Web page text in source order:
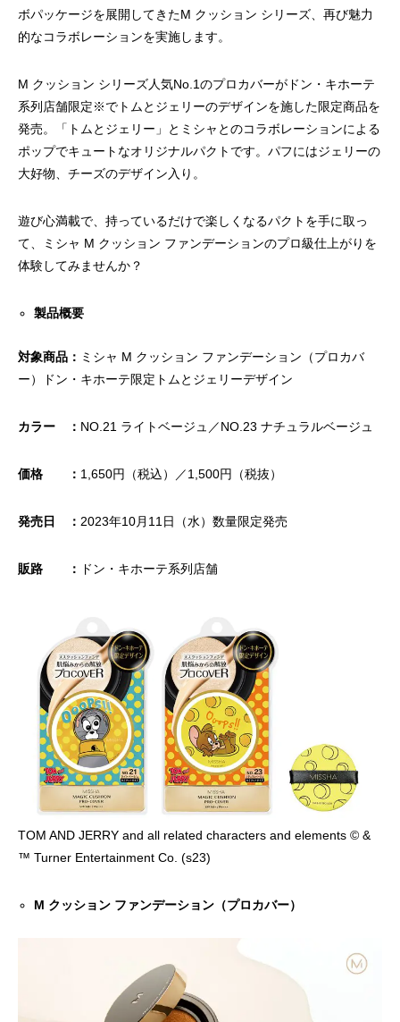
ボパッケージを展開してきたM クッション シリーズ、再び魅力
的なコラボレーションを実施します。
M クッション シリーズ人気No.1のプロカバーがドン・キホーテ
系列店舗限定※でトムとジェリーのデザインを施した限定商品を
発売。「トムとジェリー」とミシャとのコラボレーションによる
ポップでキュートなオリジナルパクトです。パフにはジェリーの
大好物、チーズのデザイン入り。
遊び心満載で、持っているだけで楽しくなるパクトを手に取っ
て、ミシャ M クッション ファンデーションのプロ級仕上がりを
体験してみませんか？
製品概要
対象商品： ミシャ M クッション ファンデーション（プロカバ
ー）ドン・キホーテ限定トムとジェリーデザイン
カラー ： NO.21 ライトベージュ／NO.23 ナチュラルベージュ
価格 ： 1,650円（税込）／1,500円（税抜）
発売日 ： 2023年10月11日（水）数量限定発売
販路 ： ドン・キホーテ系列店舗
TOM AND JERRY and all related characters and elements © &
™ Turner Entertainment Co. (s23)
M クッション ファンデーション（プロカバー）